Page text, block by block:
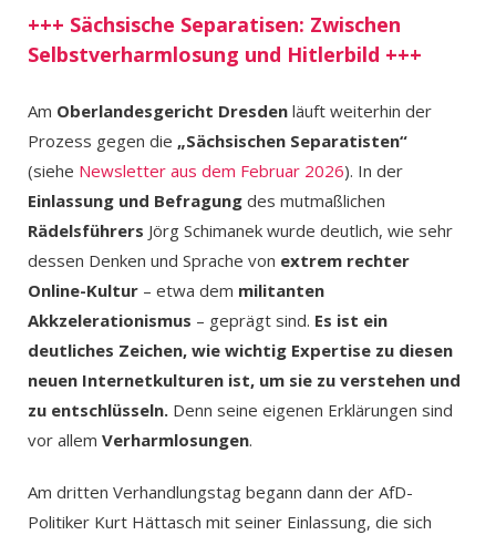
+++ Sächsische Separatisen: Zwischen
Selbstverharmlosung und Hitlerbild +++
Am Oberlandesgericht Dresden läuft weiterhin der
Prozess gegen die „Sächsischen Separatisten“
(siehe Newsletter aus dem Februar 2026). In der
Einlassung und Befragung des mutmaßlichen
Rädelsführers Jörg Schimanek wurde deutlich, wie sehr
dessen Denken und Sprache von extrem rechter
Online-Kultur – etwa dem militanten
Akkzelerationismus – geprägt sind. Es ist ein
deutliches Zeichen, wie wichtig Expertise zu diesen
neuen Internetkulturen ist, um sie zu verstehen und
zu entschlüsseln. Denn seine eigenen Erklärungen sind
vor allem Verharmlosungen.
Am dritten Verhandlungstag begann dann der AfD-
Politiker Kurt Hättasch mit seiner Einlassung, die sich